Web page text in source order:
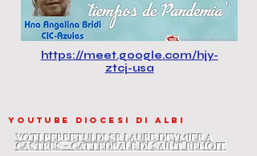
https://meet.google.com/hjy-
ztcj-usa
youtube diocesi di albi
voti perpetui di sr laure deymier a
castres - cattedrale di saint benoit